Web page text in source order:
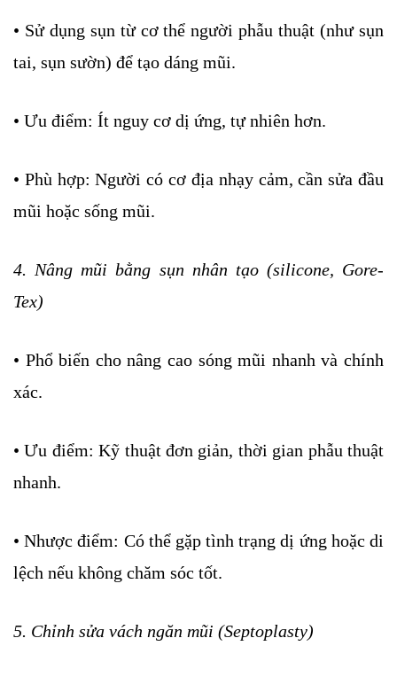
• Sử dụng sụn từ cơ thể người phẫu thuật (như sụn
tai, sụn sườn) để tạo dáng mũi.
• Ưu điểm: Ít nguy cơ dị ứng, tự nhiên hơn.
• Phù hợp: Người có cơ địa nhạy cảm, cần sửa đầu
mũi hoặc sống mũi.
4. Nâng mũi bằng sụn nhân tạo (silicone, Gore-
Tex)
• Phổ biến cho nâng cao sóng mũi nhanh và chính
xác.
• Ưu điểm: Kỹ thuật đơn giản, thời gian phẫu thuật
nhanh.
• Nhược điểm: Có thể gặp tình trạng dị ứng hoặc di
lệch nếu không chăm sóc tốt.
5. Chỉnh sửa vách ngăn mũi (Septoplasty)